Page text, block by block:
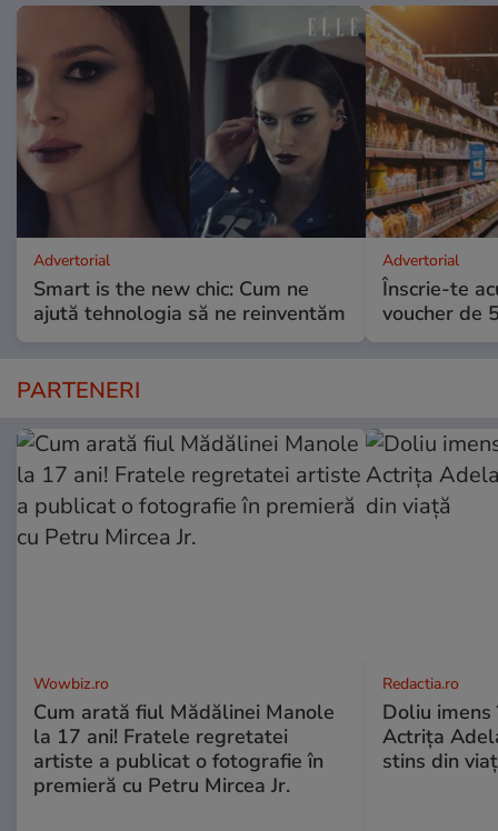
Advertorial
Smart is the new chic: Cum ne
ajută tehnologia să ne reinventăm
Advertorial
Înscrie-te
voucher de
PARTENERI
Wowbiz.ro
Cum arată fiul Mădălinei Manole
la 17 ani! Fratele regretatei
artiste a publicat o fotografie în
premieră cu Petru Mircea Jr.
Redactia.ro
Doliu
Actrița
stins din